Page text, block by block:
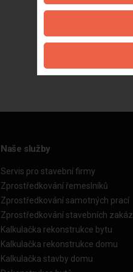
Naše služby
Servis pro stavební firmy
Zprostředkování řemeslníků
Zprostředkování samotných prací
Zprostředkování stavebních
Kalkulačka rekonstrukce bytu
Kalkulačka rekonstrukce domu
Kalkulačka stavby domu